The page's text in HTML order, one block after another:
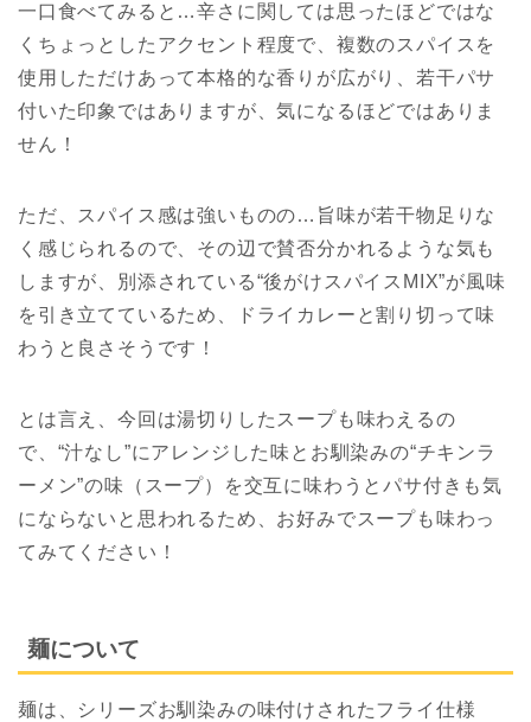
一口食べてみると…辛さに関しては思ったほどではな
くちょっとしたアクセント程度で、複数のスパイスを
使用しただけあって本格的な香りが広がり、若干パサ
付いた印象ではありますが、気になるほどではありま
せん！
ただ、スパイス感は強いものの…旨味が若干物足りな
く感じられるので、その辺で賛否分かれるような気も
しますが、別添されている“後がけスパイスMIX”が風味
を引き立てているため、ドライカレーと割り切って味
わうと良さそうです！
とは言え、今回は湯切りしたスープも味わえるの
で、“汁なし”にアレンジした味とお馴染みの“チキンラ
ーメン”の味（スープ）を交互に味わうとパサ付きも気
にならないと思われるため、お好みでスープも味わっ
てみてください！
麺について
麺は、シリーズお馴染みの味付けされたフライ仕様